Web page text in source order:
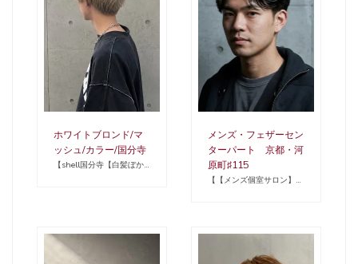
ホワイトブロンド/マ
ッシュ/カラー/国分寺
【shell国分寺【白髪ぼか
メンズ・フェザーセン
ターパート 京都・河
原町♯115
【【メンズ個室サロン】